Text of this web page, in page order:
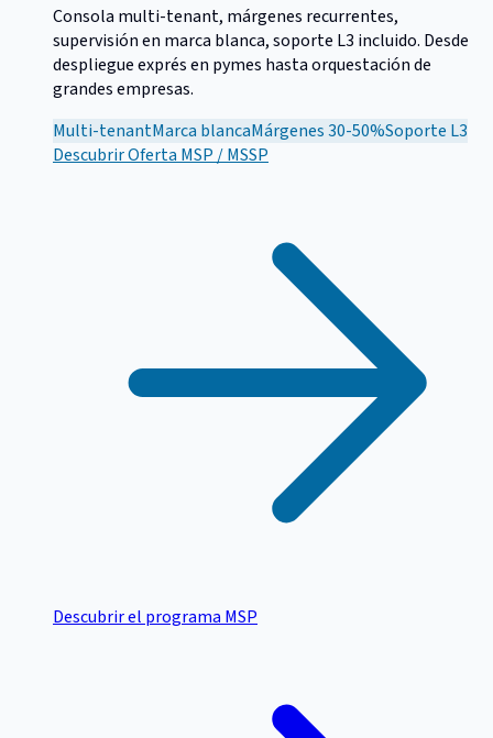
Consola multi-tenant, márgenes recurrentes,
supervisión en marca blanca, soporte L3 incluido. Desde
despliegue exprés en pymes hasta orquestación de
grandes empresas.
Multi-tenantMarca blancaMárgenes 30-50%Soporte L3
DescubrirOferta MSP / MSSP
Descubrir el programa MSP